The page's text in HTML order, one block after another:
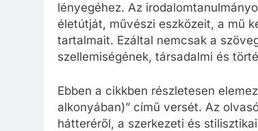
lényegéhez. Az
életútját, művészi eszközeit, a mű
tartalmait. Ezáltal nemcsak a
szellemiségének, társadalmi és
Ebben a cikkben részletesen
alkonyában)” című versét. Az
hátteréről, a szerkezeti és